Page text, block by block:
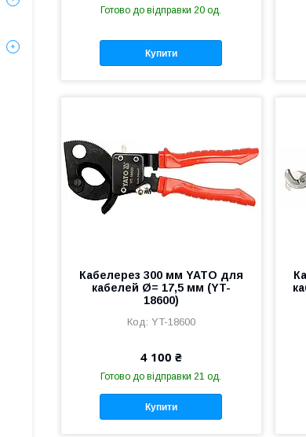
Готово до відправки 20 од.
Купити
Кабелерез 300 мм YATO для
кабелей Ø= 17,5 мм (YT-
18600)
YT-18600
4 100 ₴
Готово до відправки 21 од.
Купити